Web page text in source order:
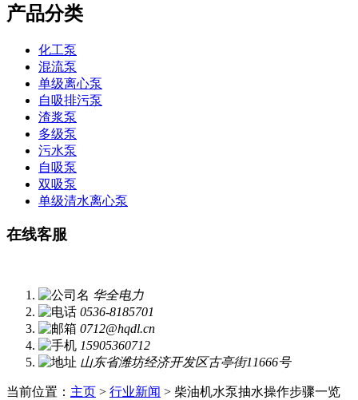
产品分类
化工泵
混流泵
单级离心泵
自吸排污泵
渣浆泵
多级泵
污水泵
自吸泵
双吸泵
单级清水离心泵
在线客服
华全电力
0536-8185701
0712@hqdl.cn
15905360712
山东省潍坊经济开发区古亭街11666号
当前位置： 主页 > 行业新闻 > 柴油机水泵抽水操作步骤一览